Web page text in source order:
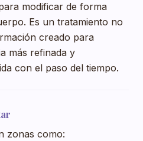
modificar de forma
Es un tratamiento no
creado para
más refinada y
con el paso del tiempo.
zonas como: